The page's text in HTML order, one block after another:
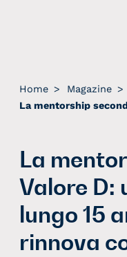
Home > Magazine >
La
Valore D:
lungo 15
rinnova